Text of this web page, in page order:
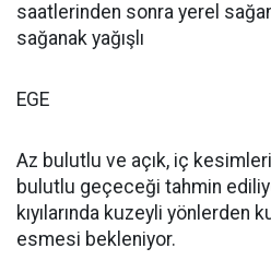
saatlerinden sonra yerel
sağanak yağışlı
EGE
Az bulutlu ve açık, iç
bulutlu geçeceği tahmin
kıyılarında kuzeyli
esmesi bekleniyor.